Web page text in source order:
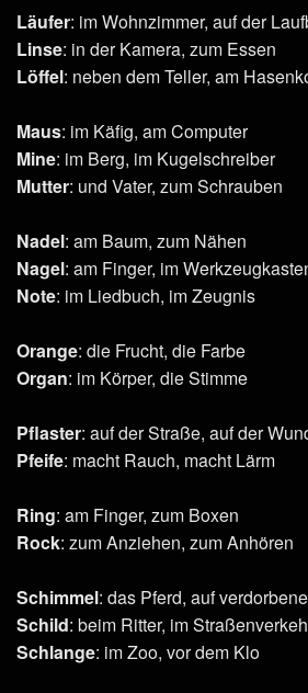
Läufer: im Wohnzimmer, auf der
Linse: in der Kamera, zum Essen
Löffel: neben dem Teller, am
Maus: im Käfig, am Computer
Mine: im Berg, im Kugelschreiber
Mutter: und Vater, zum Schrauben
Nadel: am Baum, zum Nähen
Nagel: am Finger, im
Note: im Liedbuch, im Zeugnis
Orange: die Frucht, die Farbe
Organ: im Körper, die Stimme
Pflaster: auf der Straße, auf der
Pfeife: macht Rauch, macht Lärm
Ring: am Finger, zum Boxen
Rock: zum Anziehen, zum Anhören
Schimmel: das Pferd, auf
Schild: beim Ritter, im
Schlange: im Zoo, vor dem Klo